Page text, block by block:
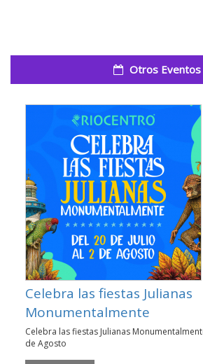
Otros Eventos
Celebra las fiestas Julianas
Monumentalmente
Celebra las fiestas Julianas
de Agosto